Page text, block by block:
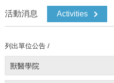
活動消息 Activities
列出單位公告 /
獸醫學院